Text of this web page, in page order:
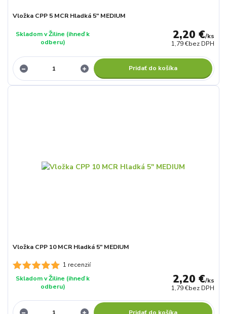
Vložka CPP 5 MCR Hladká 5" MEDIUM
2,20 €/ks
1,79 €bez DPH
Skladom v Žiline (ihneď k
odberu)
Pridať do košíka
1 recenzií
Vložka CPP 10 MCR Hladká 5" MEDIUM
2,20 €/ks
1,79 €bez DPH
Skladom v Žiline (ihneď k
odberu)
Pridať do košíka